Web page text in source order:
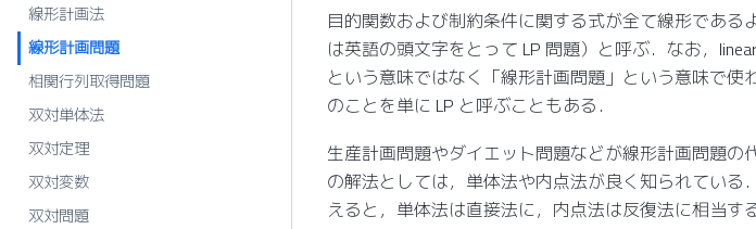
線形計画法
線形計画問題
相関行列取得問題
双対単体法
双対定理
双対変数
双対問題
目的関数および制約条件に関する式が全て線形であ
は英語の頭文字をとって LP 問題）と呼ぶ．なお，
という意味ではなく「線形計画問題」という意味で
のことを単に LP と呼ぶこともある．
生産計画問題やダイエット問題などが線形計画問題
の解法としては，単体法や内点法が良く知られてい
えると，単体法は直接法に，内点法は反復法に相当する